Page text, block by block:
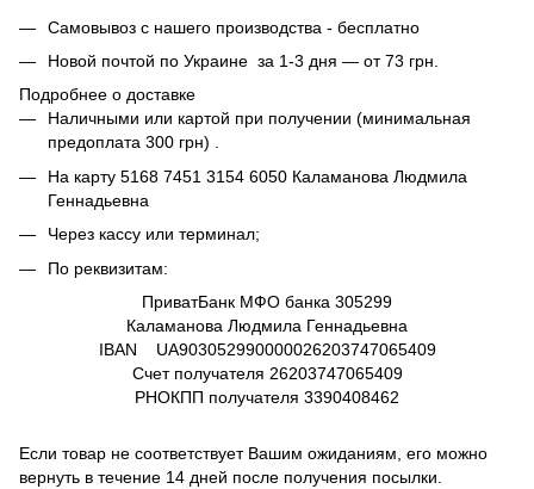
Самовывоз с нашего производства - бесплатно
Новой почтой по Украине за 1-3 дня — от 73 грн.
Подробнее о доставке
Наличными или картой при получении (минимальная
предоплата 300 грн) .
На карту 5168 7451 3154 6050 Каламанова Людмила
Геннадьевна
Через кассу или терминал;
По реквизитам:
ПриватБанк МФО банка 305299
Каламанова Людмила Геннадьевна
IBAN UA903052990000026203747065409
Счет получателя 26203747065409
РНОКПП получателя 3390408462
Если товар не соответствует Вашим ожиданиям, его можно
вернуть в течение 14 дней после получения посылки.